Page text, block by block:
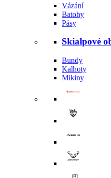
Vázání
Batohy
Pásy
Skialpové
Bundy
Kalhoty
Mikiny